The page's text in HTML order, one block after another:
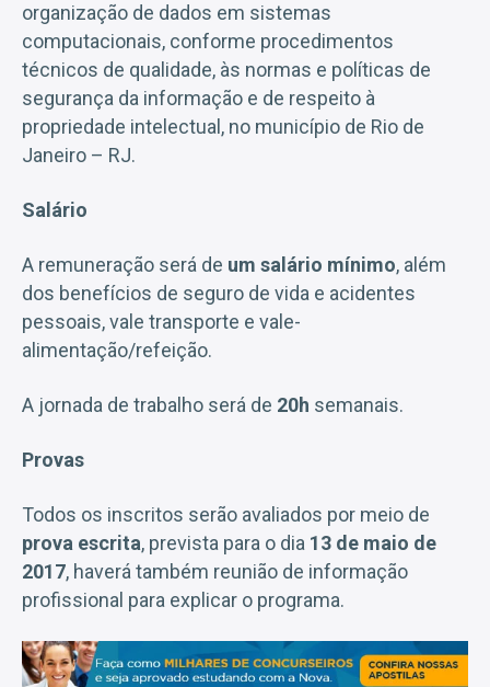
organização de dados em sistemas
computacionais, conforme procedimentos
técnicos de qualidade, às normas e políticas de
segurança da informação e de respeito à
propriedade intelectual, no município de Rio de
Janeiro – RJ.
Salário
A remuneração será de um salário mínimo, além
dos benefícios de seguro de vida e acidentes
pessoais, vale transporte e vale-
alimentação/refeição.
A jornada de trabalho será de 20h semanais.
Provas
Todos os inscritos serão avaliados por meio de
prova escrita, prevista para o dia 13 de maio de
2017, haverá também reunião de informação
profissional para explicar o programa.